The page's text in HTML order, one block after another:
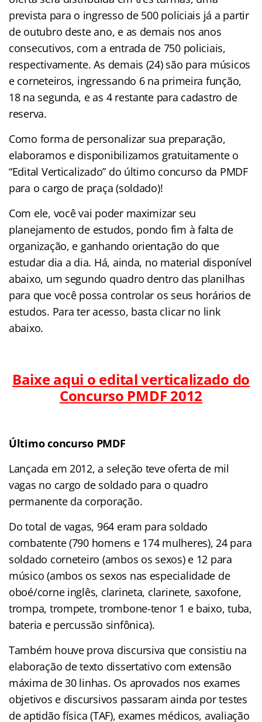
prevista para o ingresso de 500 policiais já a partir
de outubro deste ano, e as demais nos anos
consecutivos, com a entrada de 750 policiais,
respectivamente. As demais (24) são para músicos
e corneteiros, ingressando 6 na primeira função,
18 na segunda, e as 4 restante para cadastro de
reserva.
Como forma de personalizar sua preparação,
elaboramos e disponibilizamos gratuitamente o
“Edital Verticalizado” do último concurso da PMDF
para o cargo de praça (soldado)!
Com ele, você vai poder maximizar seu
planejamento de estudos, pondo fim à falta de
organização, e ganhando orientação do que
estudar dia a dia. Há, ainda, no material disponível
abaixo, um segundo quadro dentro das planilhas
para que você possa controlar os seus horários de
estudos. Para ter acesso, basta clicar no link
abaixo.
Baixe aqui o edital verticalizado do
Concurso PMDF 2012
Último concurso PMDF
Lançada em 2012, a seleção teve oferta de mil
vagas no cargo de soldado para o quadro
permanente da corporação.
Do total de vagas, 964 eram para soldado
combatente (790 homens e 174 mulheres), 24 para
soldado corneteiro (ambos os sexos) e 12 para
músico (ambos os sexos nas especialidade de
oboé/corne inglês, clarineta, clarinete, saxofone,
trompa, trompete, trombone-tenor 1 e baixo, tuba,
bateria e percussão sinfônica).
Também houve prova discursiva que consistiu na
elaboração de texto dissertativo com extensão
máxima de 30 linhas. Os aprovados nos exames
objetivos e discursivos passaram ainda por testes
de aptidão física (TAF), exames médicos, avaliação